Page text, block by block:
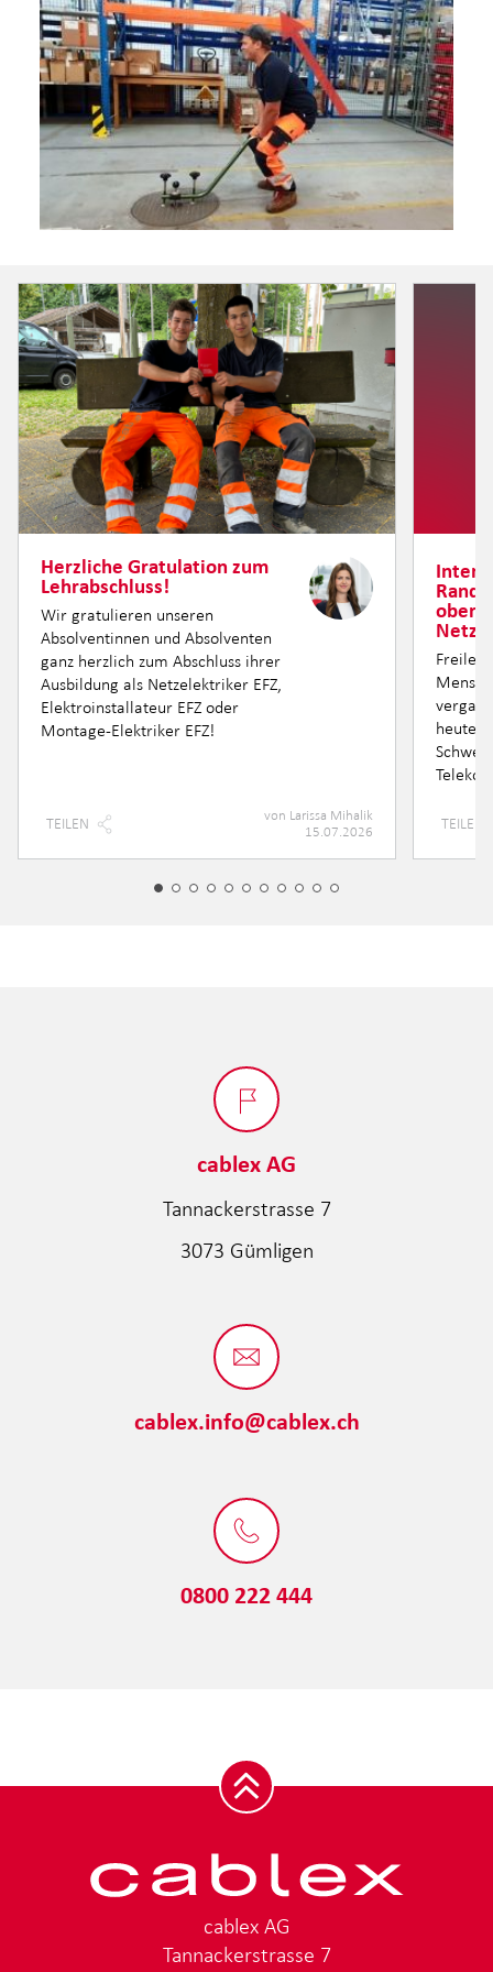
Herzliche Gratulation zum
Lehrabschluss!
Wir gratulieren unseren
Absolventinnen und Absolventen
ganz herzlich zum Abschluss ihrer
Ausbildung als Netzelektriker EFZ,
Elektroinstallateur EFZ oder
Montage-Elektriker EFZ!
TEILEN von Larissa Mihalik
15.07.2026
heute
TEILEN
cablex AG
Tannackerstrasse 7
3073 Gümligen
cablex.info@cablex.ch
0800 222 444
cablex AG
Tannackerstrasse 7